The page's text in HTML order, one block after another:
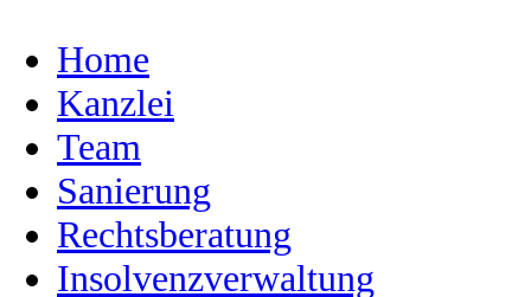
Home
Kanzlei
Team
Sanierung
Rechtsberatung
Insolvenzverwaltung